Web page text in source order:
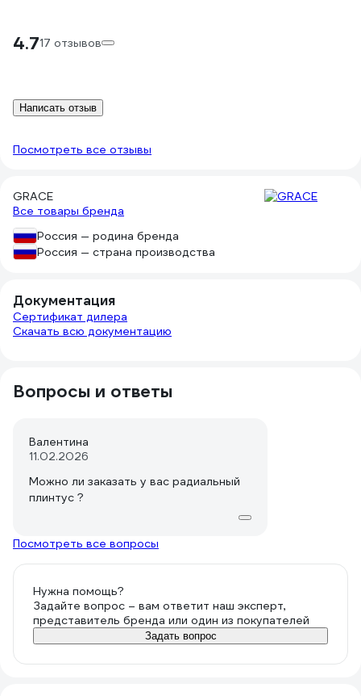
4.717 отзывов
Написать отзыв
Посмотреть все отзывы
GRACE
Все товары бренда
Россия — родина бренда
Россия — страна производства
Документация
Сертификат дилера
Скачать всю документацию
Вопросы и ответы
Валентина
11.02.2026
Можно ли заказать у вас радиальный
плинтус ?
Посмотреть все вопросы
Нужна помощь?
Задайте вопрос – вам ответит наш эксперт,
представитель бренда или один из покупателей
Задать вопрос